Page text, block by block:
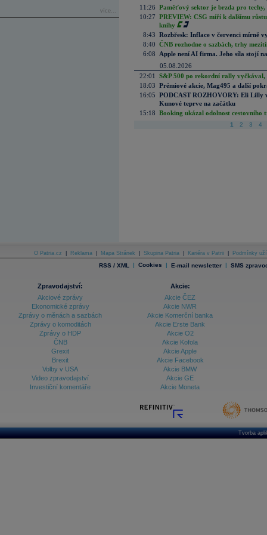
více...
11:26 Paměťový sektor je brzda pro techy,
10:27 PREVIEW: CSG míří k dalšímu
knihy
8:43 Rozbřesk: Inflace v červenci mírně
8:40 ČNB rozhodne o sazbách, trhy
6:08
Apple není AI firma. Jeho síla stojí
05.08.2026
22:01
S&P 500 po rekordní rally vyčkával,
18:03 Prémiové akcie, Mag495 a další
16:05 PODCAST ROZHOVORY: Eli Lilly
Kunové teprve na začátku
15:18 Booking ukázal odolnost cestovního
1 2 3 4
O Patria.cz Reklama Mapa Stránek Skupina Patria Kariéra v Patrii Podmínky
RSS / XML | Cookies | E-mail newsletter | SMS
Zpravodajství:
Akciové zprávy
Ekonomické zprávy
Zprávy o měnách a sazbách
Zprávy o komoditách
Zprávy o HDP
ČNB
Grexit
Brexit
Volby v USA
Video zpravodajství
Investiční komentáře
Akcie:
Akcie ČEZ
Akcie NWR
Akcie Komerční banka
Akcie Erste Bank
Akcie O2
Akcie Kofola
Akcie Apple
Akcie Facebook
Akcie BMW
Akcie GE
Akcie Moneta
Tvorba